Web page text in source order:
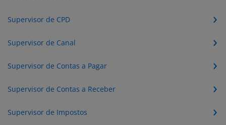
Supervisor de CPD
Supervisor de Canal
Supervisor de Contas a Pagar
Supervisor de Contas a Receber
Supervisor de Impostos